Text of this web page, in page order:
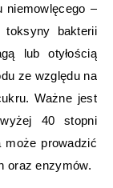
niemowlęcego –
toksyny bakterii
lub otyłością
ze względu na
Ważne jest
40 stopni
może prowadzić
oraz enzymów.